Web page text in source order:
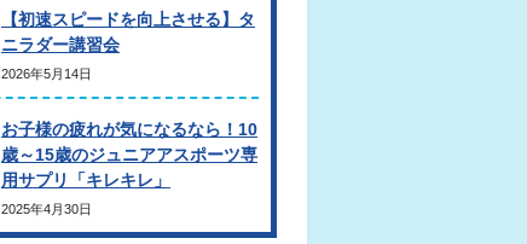
【初速スピードを向上させる】タ
ニラダー講習会
2026年5月14日
お子様の疲れが気になるなら！10
歳～15歳のジュニアアスポーツ専
用サプリ「キレキレ」
2025年4月30日